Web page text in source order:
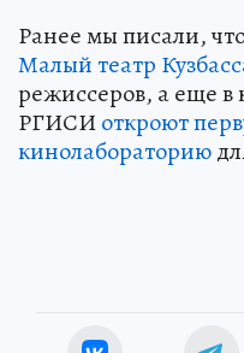
Ранее мы писали,
Малый театр
режиссеров, а еще в
РГИСИоткроют
кинолабораторию